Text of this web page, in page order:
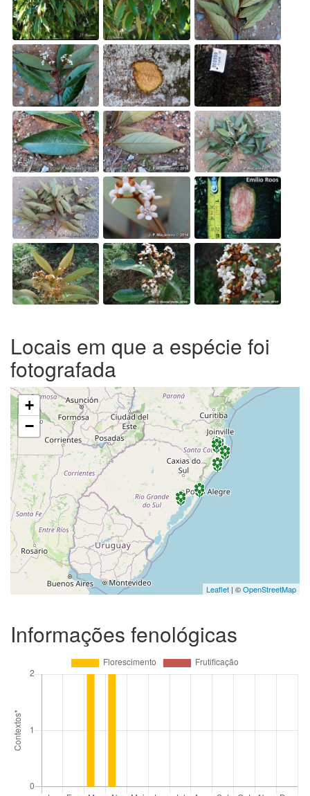
Locais em que a espécie foi
fotografada
+
−
Leaflet | ©OpenStreetMap
Informações fenológicas